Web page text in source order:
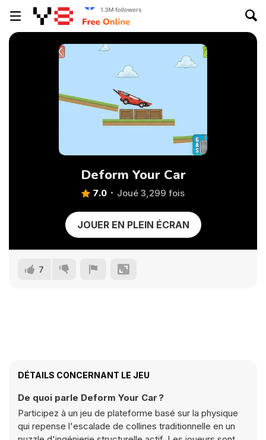
Deform Your Car
7.0 Joué 3,299 fois
JOUER EN PLEIN ÉCRAN
7
DÉTAILS CONCERNANT LE JEU
De quoi parle Deform Your Car ?
Participez à un jeu de plateforme basé sur la physique
qui repense l'escalade de collines traditionnelle en un